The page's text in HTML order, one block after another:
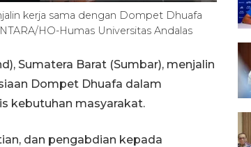
kerja sama dengan Dompet Dhuafa
HO-Humas Universitas Andalas
Sumatera Barat (Sumbar), menjalin
Dompet Dhuafa dalam
kebutuhan masyarakat.
dan pengabdian kepada